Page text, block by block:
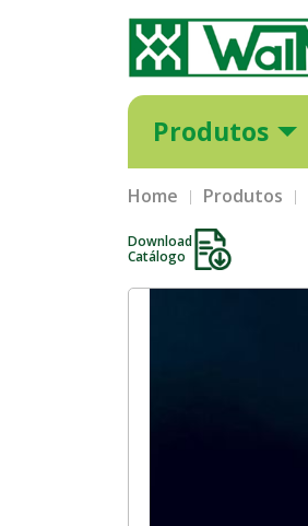
Produtos
Home Produtos
Download
Catálogo